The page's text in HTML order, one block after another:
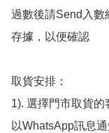
過數後請Send入數
存據，以便確認
取貨安排：
1). 選擇門市取貨
以WhatsApp訊息